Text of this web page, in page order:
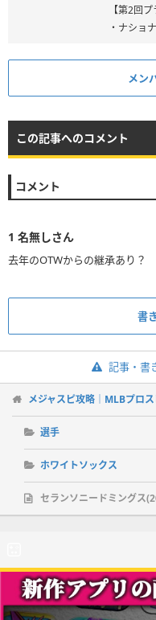
【第2回
・ナショ
メン
この記事へのコメント
コメント
1 名無しさん
去年のOTWからの継承あり？
書
記事・書
メジャスピ攻略｜MLBプロ
選手
ホワイトソックス
セランソニードミングス